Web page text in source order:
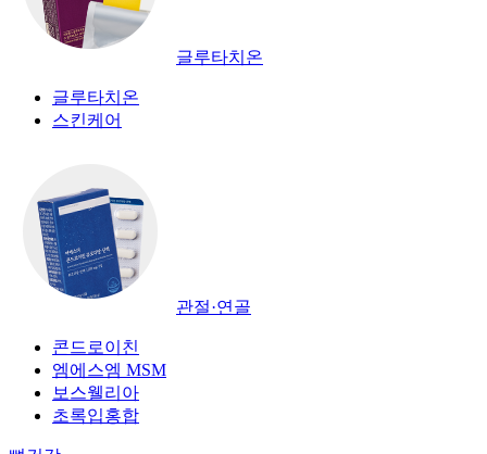
글루타치온
글루타치온
스킨케어
관절·연골
콘드로이친
엠에스엠 MSM
보스웰리아
초록입홍합